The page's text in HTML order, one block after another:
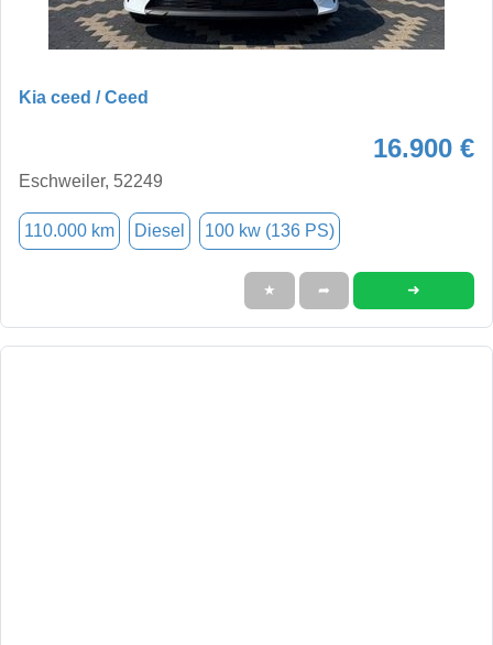
Kia ceed / Ceed
16.900 €
Eschweiler, 52249
110.000 km Diesel 100 kw (136 PS)
★ ➦ ➜